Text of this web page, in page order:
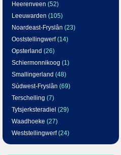
Heerenveen (52)
Leeuwarden (105)
Noardeast-Fryslân (23)
Ooststellingwerf(14)
Opsterland (26)
Schiermonnikoog (1)
Smallingerland (48)
Súdwest-Fryslân (69)
Terschelling (7)
Tytsjerksteradiel (29)
Waadhoeke (27)
Weststellingwerf(24)